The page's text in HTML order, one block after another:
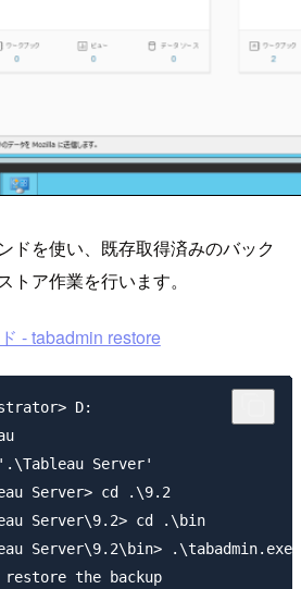
ドを使い、既存取得済みのバック
トア作業を行います。
- tabadmin restore
D:
Server'
Server> cd .\9.2
Server\9.2> cd .\bin
Server\9.2\bin>
restore the backup